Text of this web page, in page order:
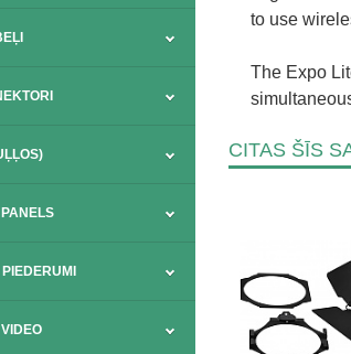
to use
The Expo
CITAS ŠĪS